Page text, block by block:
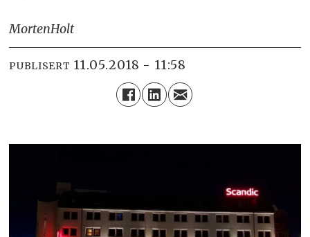
MortenHolt
PUBLISERT 11.05.2018 - 11:58